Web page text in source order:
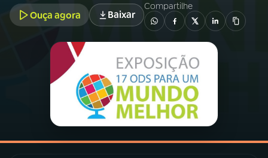
02A RÁDIO
PROGRAMAÇÃO
PROGRAMAS
05PODCASTS
Ouça agora Baixar
Compartilhe